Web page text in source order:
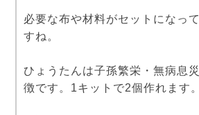
必要な布や材料がセットになっ
すね。
ひょうたんは子孫繁栄・無病息
徴です。1キットで2個作れます。